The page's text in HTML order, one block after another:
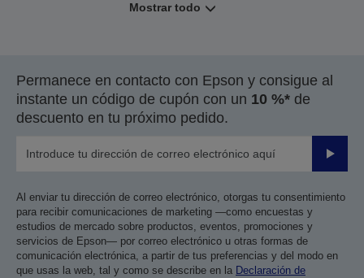
Mostrar todo
Permanece en contacto con Epson y consigue al
instante un código de cupón con un 10 %* de
descuento en tu próximo pedido.
Enviar
Al enviar tu dirección de correo electrónico, otorgas tu consentimiento
para recibir comunicaciones de marketing —como encuestas y
estudios de mercado sobre productos, eventos, promociones y
servicios de Epson— por correo electrónico u otras formas de
comunicación electrónica, a partir de tus preferencias y del modo en
que usas la web, tal y como se describe en la Declaración de